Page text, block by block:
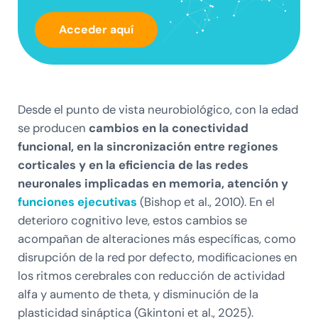
Acceder aquí
Desde el punto de vista neurobiológico, con la edad
se producen cambios en la conectividad
funcional, en la sincronización entre regiones
corticales y en la eficiencia de las redes
neuronales implicadas en memoria, atención y
funciones ejecutivas (Bishop et al., 2010). En el
deterioro cognitivo leve, estos cambios se
acompañan de alteraciones más específicas, como
disrupción de la red por defecto, modificaciones en
los ritmos cerebrales con reducción de actividad
alfa y aumento de theta, y disminución de la
plasticidad sináptica (Gkintoni et al., 2025).